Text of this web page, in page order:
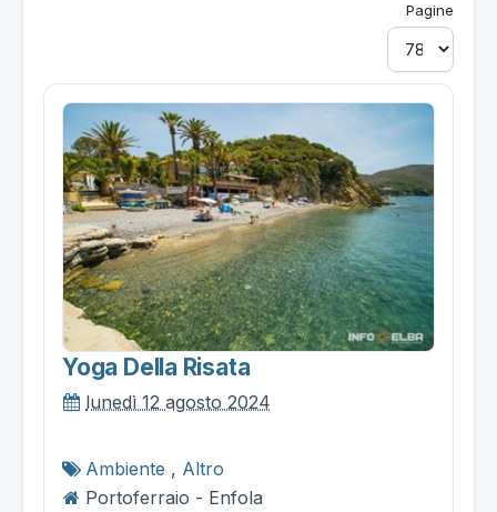
Pagine
Yoga Della Risata
lunedì 12 agosto 2024
Ambiente , Altro
Portoferraio - Enfola